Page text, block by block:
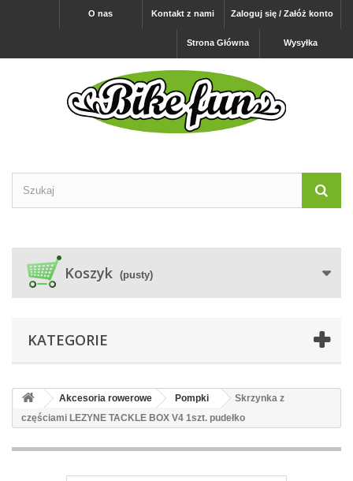
Zaloguj się / Załóż konto
Kontakt z nami
O nas
Wysyłka
Strona Główna
Koszyk (pusty)
KATEGORIE
Akcesoria rowerowe Pompki
Skrzynka z
częściami LEZYNE TACKLE BOX V4 1szt. pudełko